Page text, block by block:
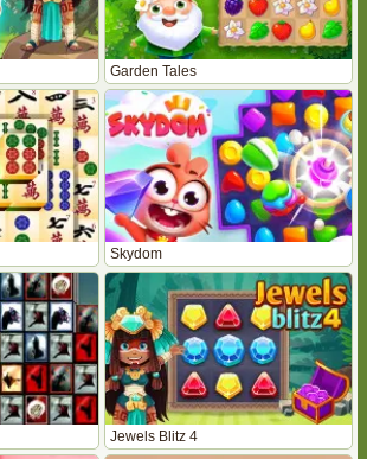
Garden Tales
Skydom
Jewels Blitz 4